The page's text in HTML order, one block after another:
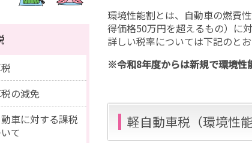
環境性能割とは、自動車の燃費
得価格50万円を超えるもの）に
詳しい税率については下記のとお
※令和8年度からは新規で環境性
軽自動車税（環境性
の減免
車に対する課税
て